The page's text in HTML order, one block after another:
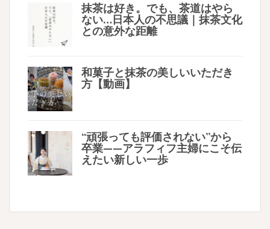
抹茶は好き。でも、茶道はやら
ない…日本人の不思議｜抹茶文化
との意外な距離
和菓子と抹茶の美しいいただき
方【動画】
“頑張っても評価されない”から
卒業——アラフィフ主婦にこそ伝
えたい新しい一歩